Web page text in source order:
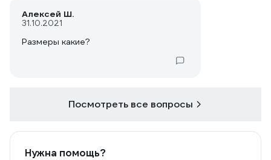
Алексей Ш.
31.10.2021
Размеры какие?
Посмотреть все вопросы
Нужна помощь?